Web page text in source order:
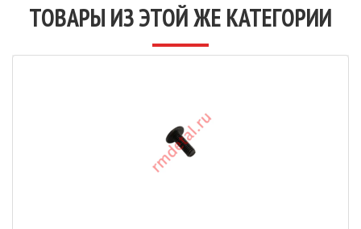
ТОВАРЫ ИЗ ЭТОЙ ЖЕ КАТЕГОРИИ